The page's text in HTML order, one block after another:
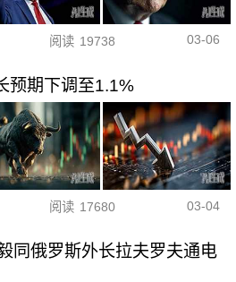
阅读 19738 03-06
预期下调至1.1%
阅读 17680 03-04
同俄罗斯外长拉夫罗夫通电